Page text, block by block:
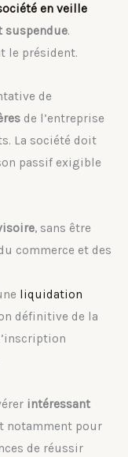
en veille
suspendue.
le président.
de
de l’entreprise
La société doit
passif exigible
, sans être
commerce et des
liquidation
définitive de la
intéressant
notamment pour
de réussir